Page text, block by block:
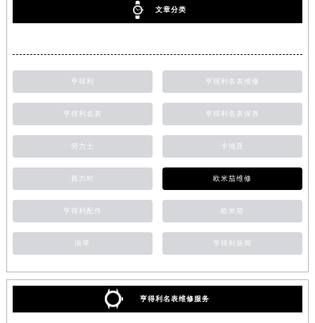
文章分类
亨得利 亨得利名表维修
亨得利名表 亨得利名表保养
劳力士 卡地亚
真力时 欧米茄维修
亨得利配件 欧米茄
浪琴 亨得利新闻
亨得利名表维修服务